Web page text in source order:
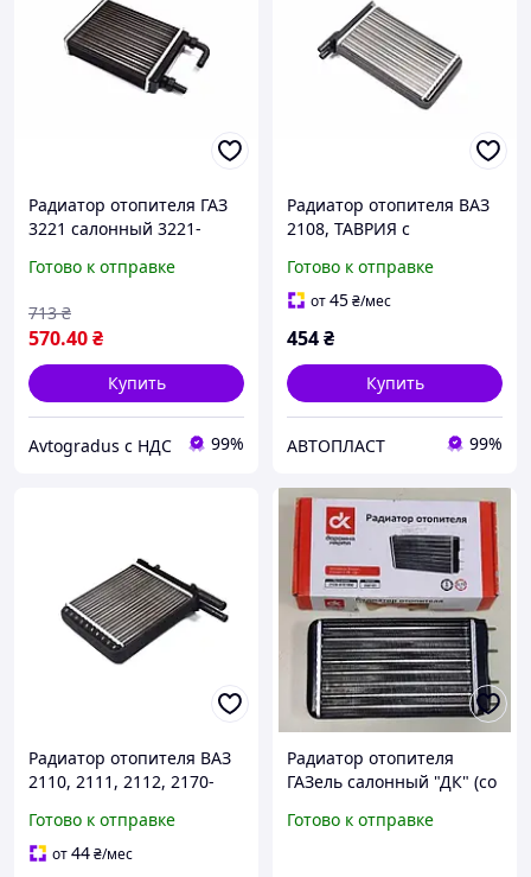
Радиатор отопителя ГАЗ
3221 салонный 3221-
Готово к отправке
570.40₴
713 ₴
Купить
Avtogradus с НДС 99%
Радиатор отопителя ВАЗ
2108, ТАВРИЯ с
8101060t
Готово к отправке
от45₴/мес
454₴
Купить
АВТОПЛАСТ 99%
Радиатор отопителя ВАЗ
2110, 2111, 2112, 2170-
рядный 2111-8101060
Готово к отправке
от44₴/мес
Радиатор отопителя
ГАЗель салонный "ДК" (со
2126, 2127D)
Готово к отправке